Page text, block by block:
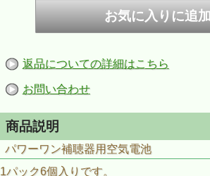
返品についての詳細はこちら
お問い合わせ
商品説明
パワーワン補聴器用空気電池
1パック6個入りです。